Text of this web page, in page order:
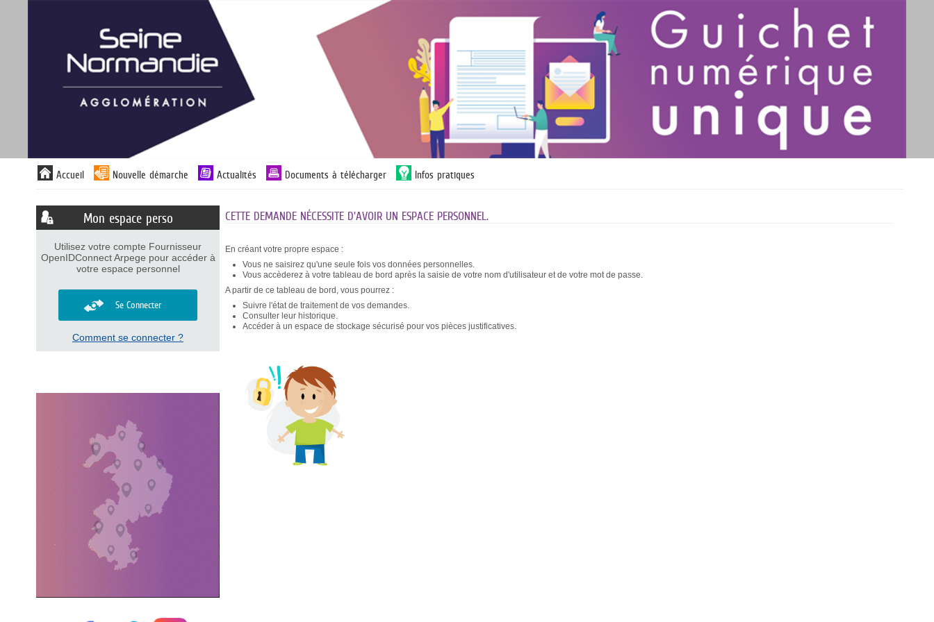
Liste
des
Accueil Nouvelle démarche Actualités Documents à télécharger Infos pratiques
Mon espace perso
Utilisez votre compte Fournisseur
OpenIDConnect Arpege pour accéder à
votre espace personnel
Se Connecter
Comment se connecter ?
CETTE DEMANDE NÉCESSITE D'AVOIR UN ESPACE PERSONNEL.
En créant votre propre espace :
Vous ne saisirez qu'une seule fois vos données personnelles.
Vous accèderez à votre tableau de bord après la saisie de votre nom d'utilisateur et de votre mot de passe.
A partir de ce tableau de bord, vous pourrez :
Suivre l'état de traitement de vos demandes.
Consulter leur historique.
Accéder à un espace de stockage sécurisé pour vos pièces justificatives.